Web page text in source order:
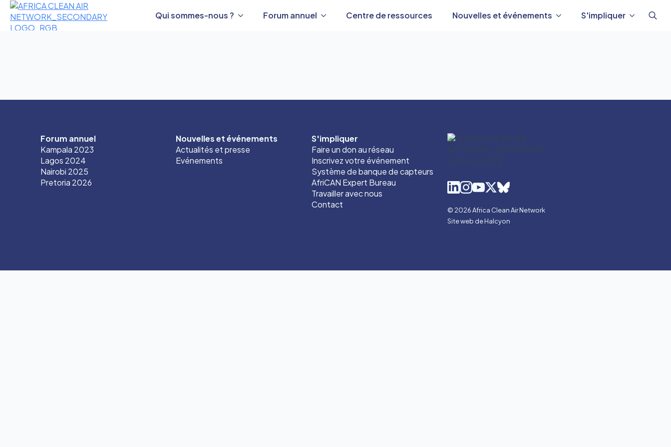
Qui sommes-nous ? Forum annuel Centre de ressources Nouvelles et événements
S'impliquer
Forum annuel
Kampala 2023
Lagos 2024
Nairobi 2025
Pretoria 2026
Nouvelles et événements
Actualités et presse
Evénements
S'impliquer
Faire un don au réseau
Inscrivez votre événement
Système de banque de capteurs
AfriCAN Expert Bureau
Travailler avec nous
Contact
© 2026 Africa Clean Air Network
Site web de Halcyon